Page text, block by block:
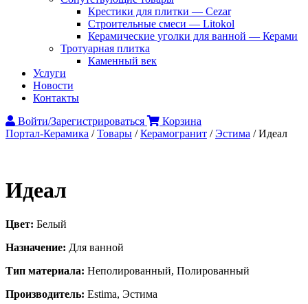
Крестики для плитки — Cezar
Строительные смеси — Litokol
Керамические уголки для ванной — Керами
Тротуарная плитка
Каменный век
Услуги
Новости
Контакты
Войти/Зарегистрироваться
Корзина
Портал-Керамика /Товары /Керамогранит /Эстима /Идеал
Идеал
Цвет: Белый
Назначение: Для ванной
Тип материала: Неполированный, Полированный
Производитель: Estima, Эстима